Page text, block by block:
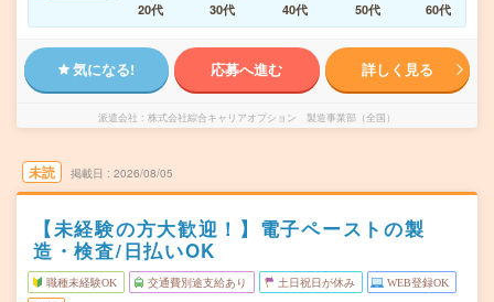
20代
30代 40代 50代 60代
気になる! 応募へ進む 詳しく見る
派遣会社 株式会社綜合キャリアオプション 製造事業部（全国）
未読 掲載日 2026/08/05
【未経験の方大歓迎！】電子ペーストの製
造・検査/日払いOK
職種未経験OK 交通費別途支給あり 土日祝日が休み WEB登録OK